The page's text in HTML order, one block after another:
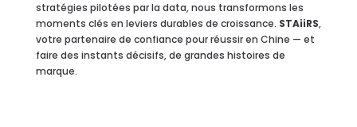
stratégies pilotées par la data, nous transformons les
moments clés en leviers durables de croissance. STAiiRS,
votre partenaire de confiance pour réussir en Chine — et
faire des instants décisifs, de grandes histoires de
marque.